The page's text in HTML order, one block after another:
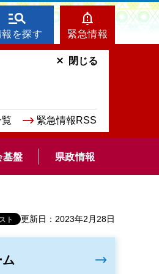
報を探す 緊急情報
緊急情報RSS
閉じる
基盤 県政情報
更新日：2023年2月28日